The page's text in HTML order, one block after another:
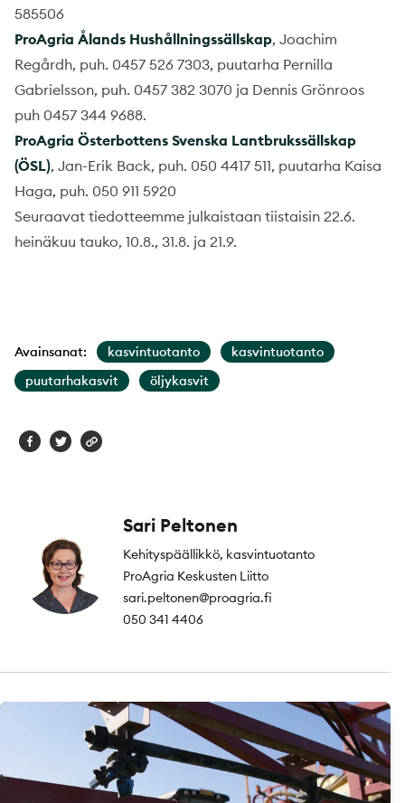
585506
ProAgria Ålands Hushållningssällskap, Joachim
Regårdh, puh. 0457 526 7303, puutarha Pernilla
Gabrielsson, puh. 0457 382 3070 ja Dennis Grönroos
puh 0457 344 9688.
ProAgria Österbottens Svenska Lantbrukssällskap
(ÖSL), Jan-Erik Back, puh. 050 4417 511, puutarha Kaisa
Haga, puh. 050 911 5920
Seuraavat tiedotteemme julkaistaan tiistaisin 22.6.
heinäkuu tauko, 10.8., 31.8. ja 21.9.
Avainsanat: kasvintuotanto
kasvintuotanto
puutarhakasvit
öljykasvit
Sari Peltonen
Kehityspäällikkö, kasvintuotanto
ProAgria Keskusten Liitto
sari.peltonen@proagria.fi
050 341 4406